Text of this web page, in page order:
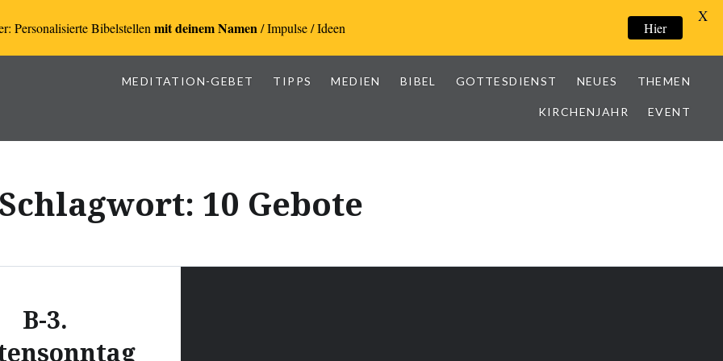
MEDITATION-GEBET TIPPS MEDIEN BIBEL GOTTESDIENST NEUES THEMEN
KIRCHENJAHR EVENT
Schlagwort: 10 Gebote
B-3.
Personalisierte Bibelstellen mit deinem Namen/ Impulse / Ideen Hier
X